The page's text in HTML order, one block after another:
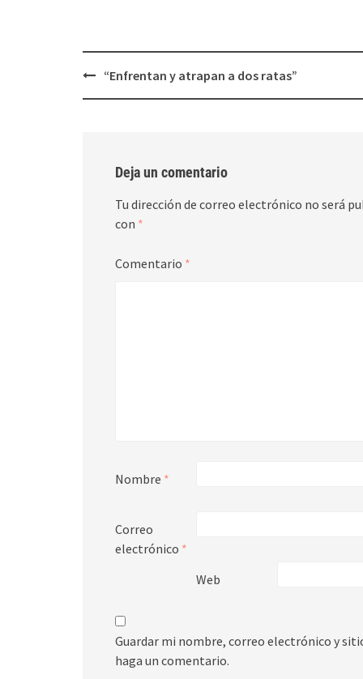
Post“Enfrentan y atrapan a dos ratas”
Deja un comentario
Tu dirección de correo electrónico no será
con *
Comentario *
Nombre *
Correo
electrónico *
Web
Guardar mi nombre, correo electrónico y
haga un comentario.